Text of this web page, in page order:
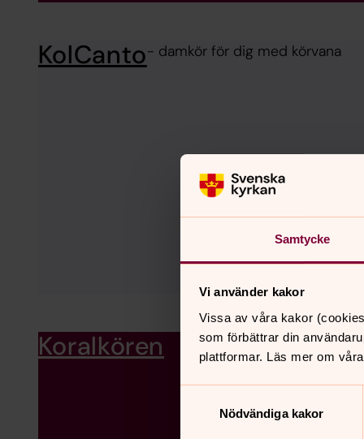
Samtycke
Vi använder kakor
Vissa av våra kakor
som förbättrar din
plattformar. Läs mer om
Nödvändiga kakor
KolCanto- damkör för dig med körvana
Koralkören